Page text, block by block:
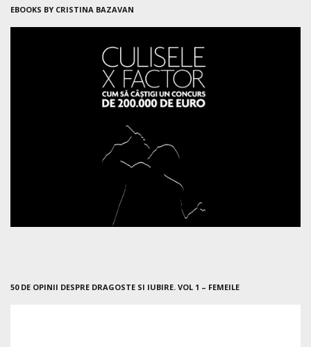
EBOOKS BY CRISTINA BAZAVAN
50 DE OPINII DESPRE DRAGOSTE SI IUBIRE. VOL 1 – FEMEILE